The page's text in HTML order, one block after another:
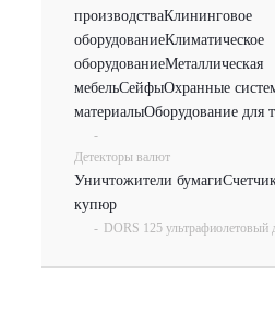
производстваКлининговое
оборудованиеКлиматическое
оборудованиеМеталлическая
мебельСейфыОхранные
материалыОборудование для
-
Детекторы валют
Уничтожители бумаги
купюр
- DORS 125 ультрафиолетовый